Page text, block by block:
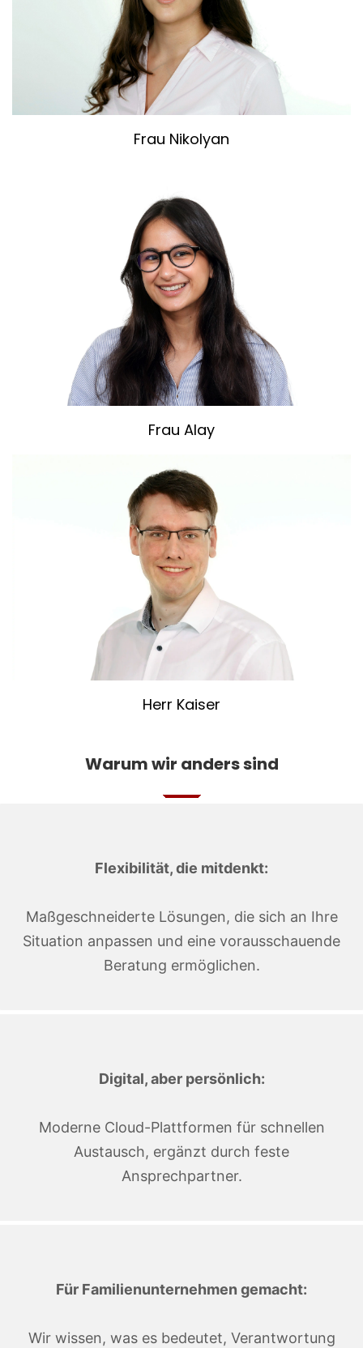
Frau Nikolyan
Frau Alay
Herr Kaiser
Warum wir anders sind
Flexibilität, die mitdenkt:
Maßgeschneiderte Lösungen, die sich an Ihre
Situation anpassen und eine vorausschauende
Beratung ermöglichen.
Digital, aber persönlich:
Moderne Cloud-Plattformen für schnellen
Austausch, ergänzt durch feste
Ansprechpartner.
Für Familienunternehmen gemacht:
Wir wissen, was es bedeutet, Verantwortung